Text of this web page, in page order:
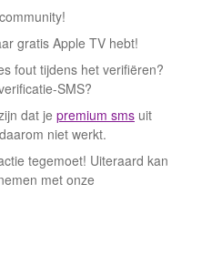
gratis Apple TV hebt!
fout tijdens het verifiëren?
SMS?
dat je premium sms uit
niet werkt.
tegemoet! Uiteraard kan
met onze